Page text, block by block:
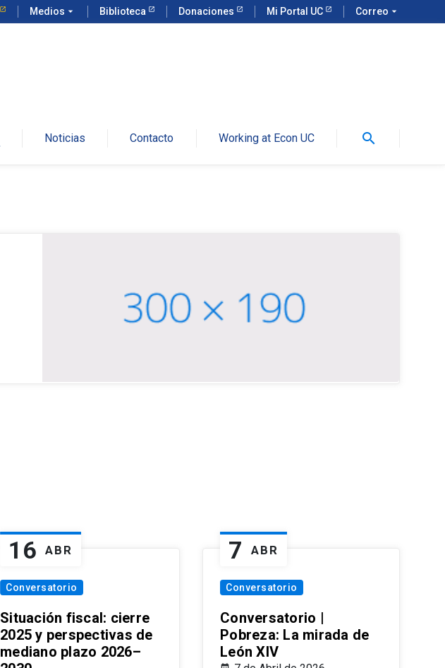
Medios arrow_drop_down Biblioteca Donaciones Mi Portal UC Correo arrow_drop_down
Noticias Contacto Working at Econ UC search
16 ABR
Conversatorio
Situación fiscal: cierre
2025 y perspectivas de
mediano plazo 2026–
7 ABR
Conversatorio
Conversatorio |
Pobreza: La mirada de
León XIV